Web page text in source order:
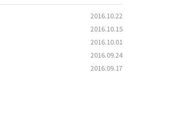
2016.10.22
2016.10.15
2016.10.01
2016.09.24
2016.09.17